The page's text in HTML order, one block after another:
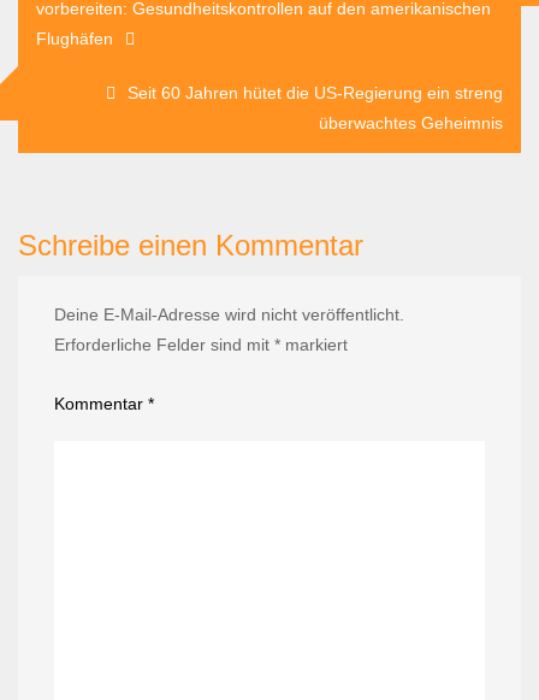
vorbereiten: Gesundheitskontrollen auf den amerikanischen
Flughäfen
Seit 60 Jahren hütet die US-Regierung ein streng
überwachtes Geheimnis
Schreibe einen Kommentar
Deine E-Mail-Adresse wird nicht veröffentlicht.
Erforderliche Felder sind mit * markiert
Kommentar *